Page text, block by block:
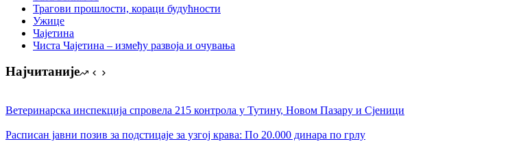
Трагови прошлости, кораци будућности
Ужице
Чајетина
Чиста Чајетина – између развоја и очувања
Најчитаније
Ветеринарска инспекција спровела 215 контрола у Тутину, Новом Пазару и Сјеници
Расписан јавни позив за подстицаје за узгој крава: По 20.000 динара по грлу